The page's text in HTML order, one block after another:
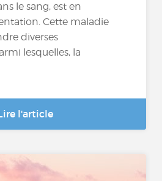
le sang, est en
Cette maladie
diverses
lesquelles, la
l'article